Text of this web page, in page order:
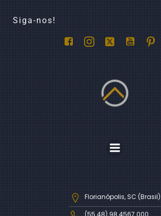
Florianópolis, SC (Brasil)
(55 48) 98 4567 000
Siga-nos!